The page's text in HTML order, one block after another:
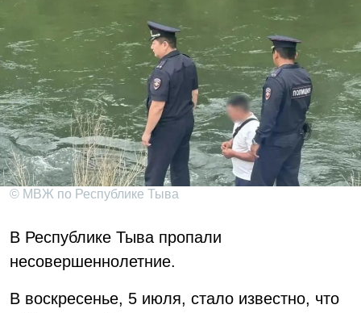
© МВЖ по Республике Тыва
В Республике Тыва пропали
несовершеннолетние.
В воскресенье, 5 июля, стало известно, что